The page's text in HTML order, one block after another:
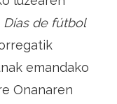
Días de fútbol
emandako
Onanaren